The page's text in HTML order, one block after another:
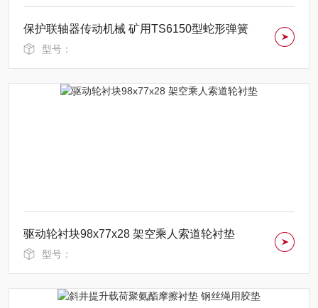
保护联轴器传动机械 矿用TS6150型蛇形弹簧
型号：
驱动轮衬块98x77x28 架空乘人索道轮衬垫
型号：